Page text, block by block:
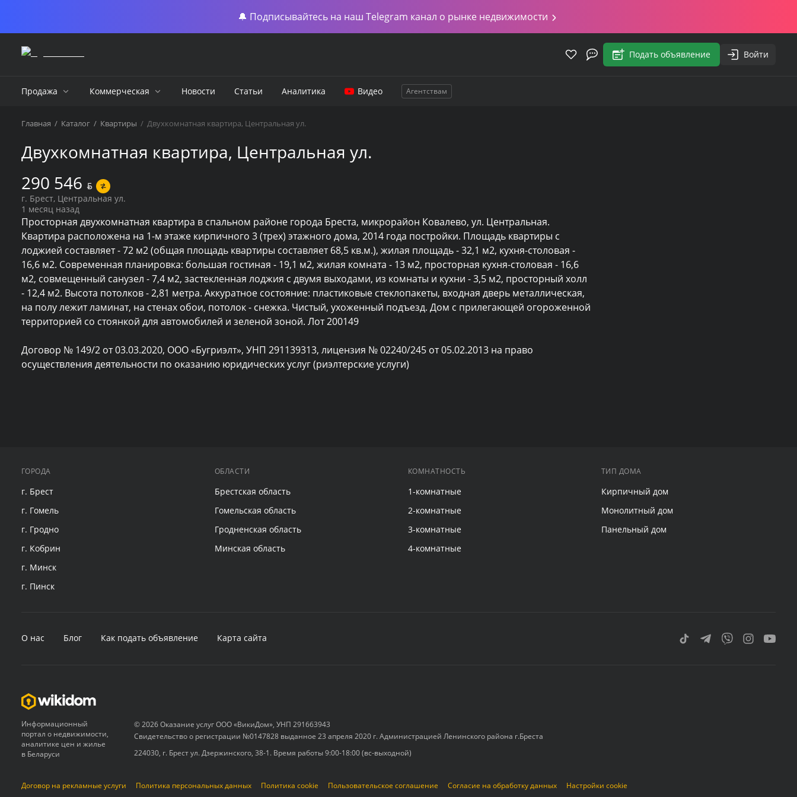
🔔 Подписывайтесь на наш Telegram канал о рынке недвижимости
Подать объявление Войти
Продажа Коммерческая Новости Статьи Аналитика Видео Агентствам
Главная / Каталог / Квартиры / Двухкомнатная квартира, Центральная ул.
Двухкомнатная квартира, Центральная ул.
290 546 BYN
г. Брест, Центральная ул.
1 месяц назад
Просторная двухкомнатная квартира в спальном районе города Бреста, микрорайон Ковалево, ул. Центральная.
Квартира расположена на 1-м этаже кирпичного 3 (трех) этажного дома, 2014 года постройки. Площадь квартиры с
лоджией составляет - 72 м2 (общая площадь квартиры составляет 68,5 кв.м.), жилая площадь - 32,1 м2, кухня-столовая -
16,6 м2. Современная планировка: большая гостиная - 19,1 м2, жилая комната - 13 м2, просторная кухня-столовая - 16,6
м2, совмещенный санузел - 7,4 м2, застекленная лоджия с двумя выходами, из комнаты и кухни - 3,5 м2, просторный холл
- 12,4 м2. Высота потолков - 2,81 метра. Аккуратное состояние: пластиковые стеклопакеты, входная дверь металлическая,
на полу лежит ламинат, на стенах обои, потолок - снежка. Чистый, ухоженный подъезд. Дом с прилегающей огороженной
территорией со стоянкой для автомобилей и зеленой зоной. Лот 200149
Договор № 149/2 от 03.03.2020, ООО «Бугриэлт», УНП 291139313, лицензия № 02240/245 от 05.02.2013 на право
осуществления деятельности по оказанию юридических услуг (риэлтерские услуги)
ГОРОДА
г. Брест
г. Гомель
г. Гродно
г. Кобрин
г. Минск
г. Пинск
ОБЛАСТИ
Брестская область
Гомельская область
Гродненская область
Минская область
КОМНАТНОСТЬ
1-комнатные
2-комнатные
3-комнатные
4-комнатные
ТИП ДОМА
Кирпичный дом
Монолитный дом
Панельный дом
О нас Блог Как подать объявление Карта сайта
Информационный
портал о недвижимости,
аналитике цен и жилье
в Беларуси
© 2026 Оказание услуг ООО «ВикиДом», УНП 291663943
Свидетельство о регистрации №0147828 выданное 23 апреля 2020 г. Администрацией Ленинского района г.Бреста
224030, г. Брест ул. Дзержинского, 38-1. Время работы 9:00-18:00 (вс-выходной)
Договор на рекламные услуги Политика персональных данных Политика cookie Пользовательское соглашение Согласие на обработку данных Настройки cookie